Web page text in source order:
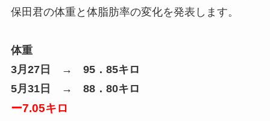
保田君の体重と体脂肪率の変化を発表します。
体重
3月27日 → 95．85キロ
5月31日 → 88．80キロ
ー7.05キロ